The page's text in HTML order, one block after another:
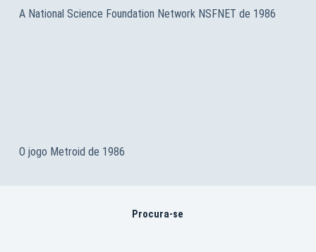
A National Science Foundation Network NSFNET de 1986
O jogo Metroid de 1986
Procura-se